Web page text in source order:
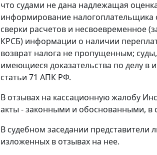
что судами не дана надлежащая
информирование налогоплательщика
сверки расчетов и несвоевременное
КРСБ) информации о наличии
возврат налога не пропущенным;
имеющиеся доказательства по делу в
статьи 71 АПК РФ.
В отзывах на кассационную жалобу
акты - законными и обоснованными, в
В судебном заседании
изложенных в отзывах на нее.